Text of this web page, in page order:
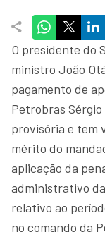
O presidente do
ministro João
pagamento de
Petrobras
provisória e tem
mérito do
aplicação da
administrativo
relativo ao
no comando da